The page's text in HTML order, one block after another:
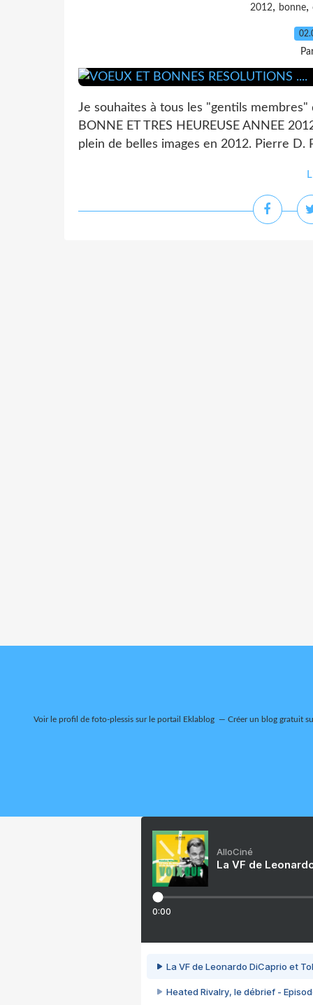
2012, bonne,
Je souhaites à tous les "gentils
BONNE ET TRES HEUREUSE ANNEE
plein de belles images en 2012. Pierre
Voir le profil de foto-plessissur le portail Eklablog Créer un blog gratuit
AlloCiné
La VF de
0:00
La VF de Leonardo DiCaprio et
Heated Rivalry, le débrief -